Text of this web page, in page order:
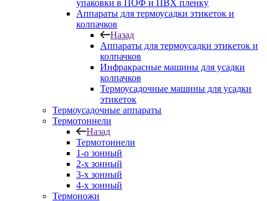
упаковки в ПОФ и ПВХ пленку
Аппараты для термоусадки этикеток и
колпачков
Назад
Аппараты для термоусадки этикеток и
колпачков
Инфракрасные машины для усадки
колпачков
Термоусадочные машины для усадки
этикеток
Термоусадочные аппараты
Термотоннели
Назад
Термотоннели
1-о зонный
2-х зонный
3-х зонный
4-х зонный
Термоножи